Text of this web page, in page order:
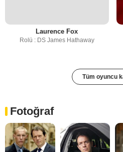
Laurence Fox
Rolü : DS James Hathaway
Tüm oyuncu
Fotoğraf